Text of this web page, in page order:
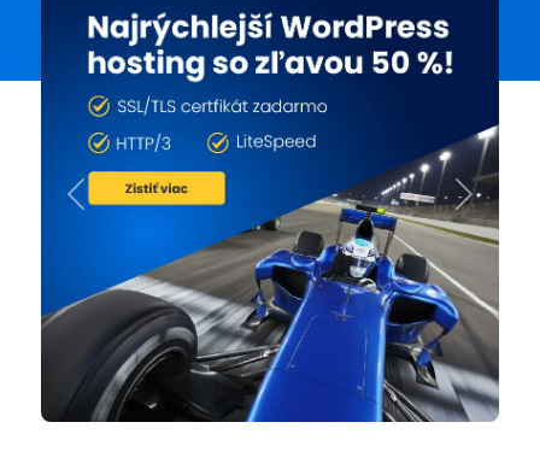
Previous Next